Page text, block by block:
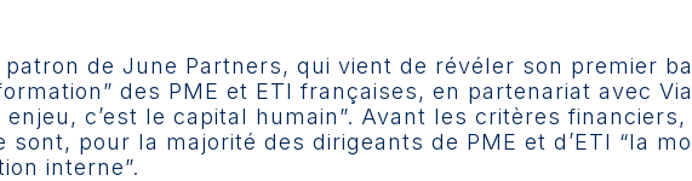
de June Partners, qui vient de révéler son premier
des PME et ETI françaises, en partenariat avec
c’est le capital humain”. Avant les critères
pour la majorité des dirigeants de PME et d’ETI “la
interne”.